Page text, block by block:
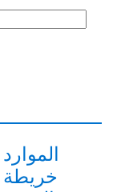
الموارد
خريطة